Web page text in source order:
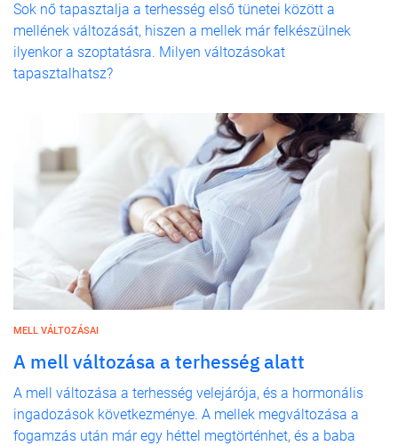
Sok nő tapasztalja a terhesség első tünetei között a
mellének változását, hiszen a mellek már felkészülnek
ilyenkor a szoptatásra. Milyen változásokat
tapasztalhatsz?
MELL VÁLTOZÁSAI
A mell változása a terhesség alatt
A mell változása a terhesség velejárója, és a hormonális
ingadozások következménye. A mellek megváltozása a
fogamzás után már egy héttel megtörténhet, és a baba